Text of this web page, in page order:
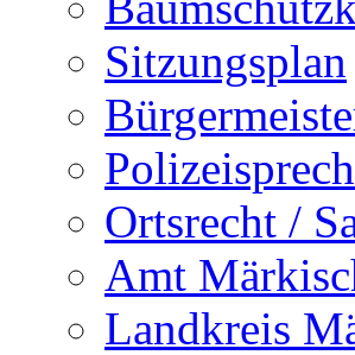
Sitzungsplan
Ortsrecht /
Amt
Landkreis